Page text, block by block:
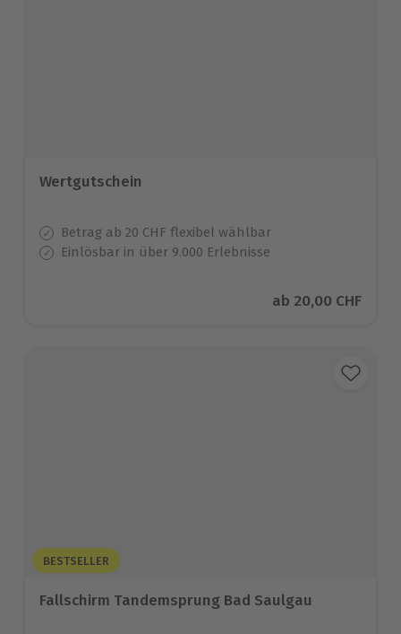
Wertgutschein
Betrag ab 20 CHF flexibel wählbar
Einlösbar in über 9.000 Erlebnisse
Aktueller Preis
ab 20,00 CHF
BESTSELLER
Fallschirm Tandemsprung Bad Saulgau